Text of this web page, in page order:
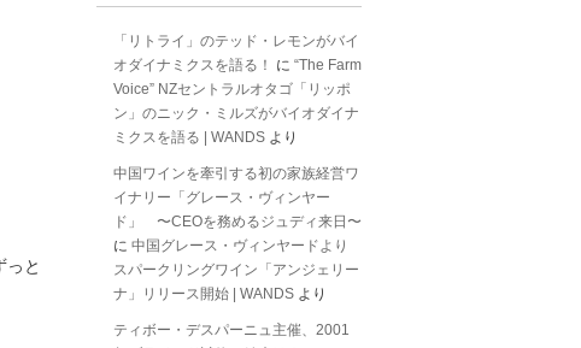
っと
「リトライ」のテッド・レモンがバイ
オダイナミクスを語る！
に “The Farm
Voice” NZセントラルオタゴ「リッポ
ン」のニック・ミルズがバイオダイナ
ミクスを語る | WANDS より
中国ワインを牽引する初の家族経営ワ
イナリー「グレース・ヴィンヤー
ド」 〜CEOを務めるジュディ来日〜
に 中国グレース・ヴィンヤードより
スパークリングワイン「アンジェリー
ナ」リリース開始 | WANDS より
ティボー・デスパーニュ主催、2001